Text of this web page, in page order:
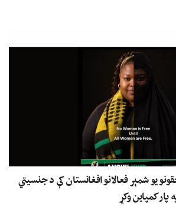
یو شمېر فعالانو افغانستان کې د جنسیتي
پار کمپاین وکړ